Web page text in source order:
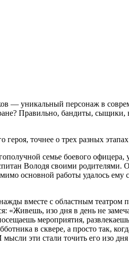
уникальный персонаж в
Правильно, бандиты,
точнее о трех разных этапах
семье боевого офицера,
Володя своими
основной работы удалось ему
вместе с областным
«Живешь, изо дня в день не
мероприятия,
в сквере, а просто так,
эти стали точить его изо